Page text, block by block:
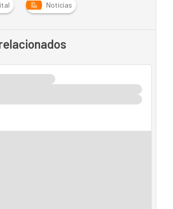
Noticias